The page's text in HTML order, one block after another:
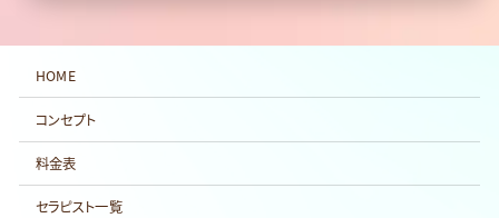
安全性の確保
関し予防措置を講ずるとともに、そのセキュリティの維持を行いま
す。
情報の開示について
HOME
コンセプト
料金表
セラピスト一覧